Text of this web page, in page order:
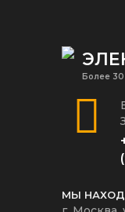
Более 30
МЫ